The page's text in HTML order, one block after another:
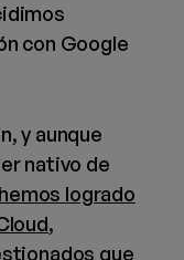
con Google
y aunque
nativo de
hemos logrado
,
que